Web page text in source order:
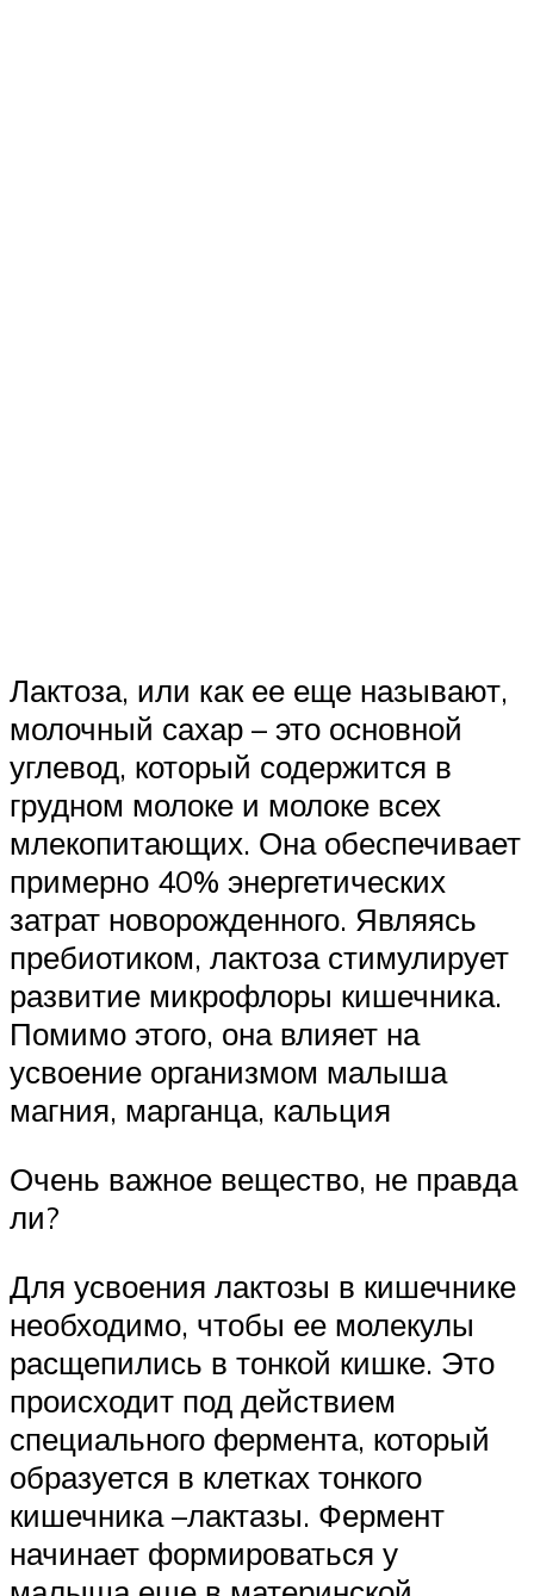
Лактоза, или как ее еще называют,
молочный сахар – это основной
углевод, который содержится в
грудном молоке и молоке всех
млекопитающих. Она обеспечивает
примерно 40% энергетических
затрат новорожденного. Являясь
пребиотиком, лактоза стимулирует
развитие микрофлоры кишечника.
Помимо этого, она влияет на
усвоение организмом малыша
магния, марганца, кальция
Очень важное вещество, не правда
ли?
Для усвоения лактозы в кишечнике
необходимо, чтобы ее молекулы
расщепились в тонкой кишке. Это
происходит под действием
специального фермента, который
образуется в клетках тонкого
кишечника –лактазы. Фермент
начинает формироваться у